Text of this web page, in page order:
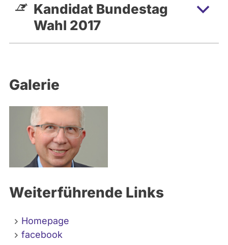
Kandidat Bundestag
Wahl 2017
Galerie
Weiterführende Links
Homepage
facebook